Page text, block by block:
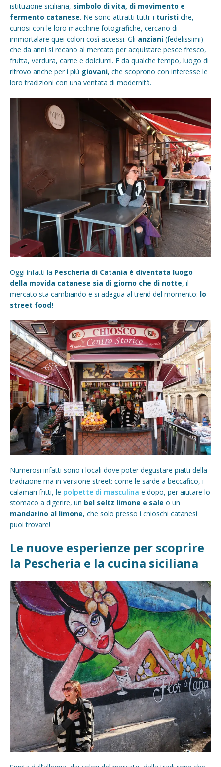
istituzione siciliana, simbolo di vita, di movimento e
fermento catanese. Ne sono attratti tutti: i turisti che,
curiosi con le loro macchine fotografiche, cercano di
immortalare quei colori così accessi. Gli anziani (fedelissimi)
che da anni si recano al mercato per acquistare pesce fresco,
frutta, verdura, carne e dolciumi. E da qualche tempo, luogo di
ritrovo anche per i più giovani, che scoprono con interesse le
loro tradizioni con una ventata di modernità.
Oggi infatti la Pescheria di Catania è diventata luogo
della movida catanese sia di giorno che di notte, il
mercato sta cambiando e si adegua al trend del momento: lo
street food!
Numerosi infatti sono i locali dove poter degustare piatti della
tradizione ma in versione street: come le sarde a beccafico, i
calamari fritti, le polpette di masculina e dopo, per aiutare lo
stomaco a digerire, un bel seltz limone e sale o un
mandarino al limone, che solo presso i chioschi catanesi
puoi trovare!
Le nuove esperienze per scoprire
la Pescheria e la cucina siciliana